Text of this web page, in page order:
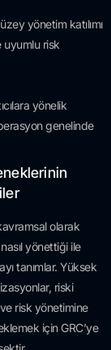
yönetim katılımı
uyumlu risk
yönelik
genelinde
olarak
yönettiği ile
tanımlar. Yüksek
riski
risk yönetimine
için GRC’ye